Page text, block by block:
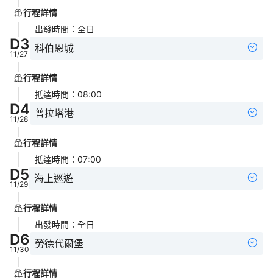
行程詳情
出發時間 ： 全日
D3
11/27 科伯恩城
行程詳情
抵達時間 ： 08:00
D4
11/28 普拉塔港
行程詳情
抵達時間 ： 07:00
D5
11/29 海上巡遊
行程詳情
出發時間 ： 全日
D6
11/30 勞德代爾堡
行程詳情